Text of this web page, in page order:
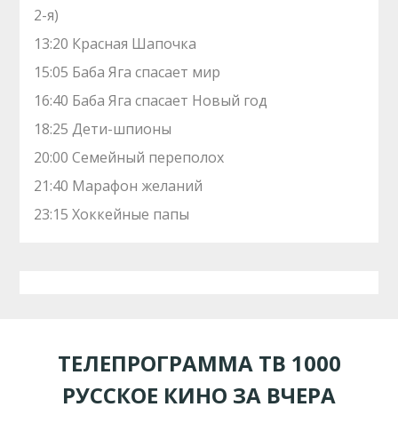
2-я)
13:20 Красная Шапочка
15:05 Баба Яга спасает мир
16:40 Баба Яга спасает Новый год
18:25 Дети-шпионы
20:00 Семейный переполох
21:40 Марафон желаний
23:15 Хоккейные папы
ТЕЛЕПРОГРАММА ТВ 1000
РУССКОЕ КИНО ЗА ВЧЕРА